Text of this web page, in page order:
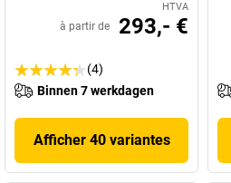
HTVA
à partir de 293,- €
(4)
Binnen 7 werkdagen
Afficher 40 variantes